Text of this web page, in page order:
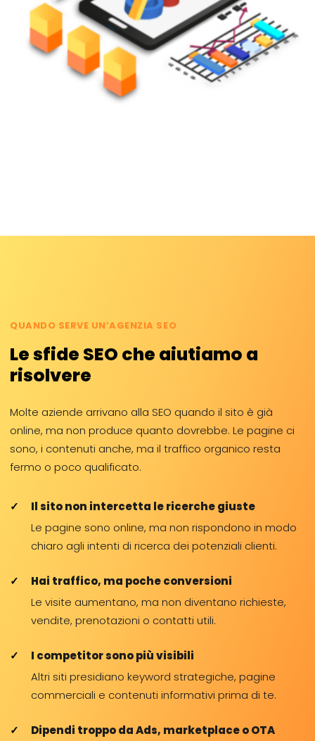
QUANDO SERVE UN’AGENZIA SEO
Le sfide SEO che aiutiamo a
risolvere
Molte aziende arrivano alla SEO quando il sito è già
online, ma non produce quanto dovrebbe. Le pagine ci
sono, i contenuti anche, ma il traffico organico resta
fermo o poco qualificato.
Il sito non intercetta le ricerche giuste
Le pagine sono online, ma non rispondono in modo
chiaro agli intenti di ricerca dei potenziali clienti.
Hai traffico, ma poche conversioni
Le visite aumentano, ma non diventano richieste,
vendite, prenotazioni o contatti utili.
I competitor sono più visibili
Altri siti presidiano keyword strategiche, pagine
commerciali e contenuti informativi prima di te.
Dipendi troppo da Ads, marketplace o OTA